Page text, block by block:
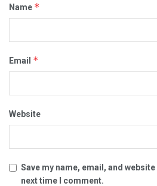
Name *
Email *
Website
Save my name, email, and
next time I comment.